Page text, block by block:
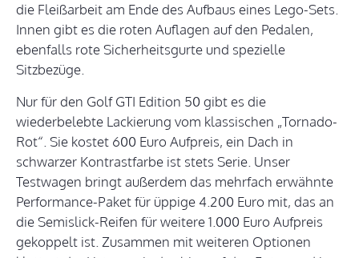
die Fleißarbeit am Ende des Aufbaus eines Lego-Sets.
Innen gibt es die roten Auflagen auf den Pedalen,
ebenfalls rote Sicherheitsgurte und spezielle
Sitzbezüge.
Nur für den Golf GTI Edition 50 gibt es die
wiederbelebte Lackierung vom klassischen „Tornado-
Rot“. Sie kostet 600 Euro Aufpreis, ein Dach in
schwarzer Kontrastfarbe ist stets Serie. Unser
Testwagen bringt außerdem das mehrfach erwähnte
Performance-Paket für üppige 4.200 Euro mit, das an
die Semislick-Reifen für weitere 1.000 Euro Aufpreis
gekoppelt ist. Zusammen mit weiteren Optionen